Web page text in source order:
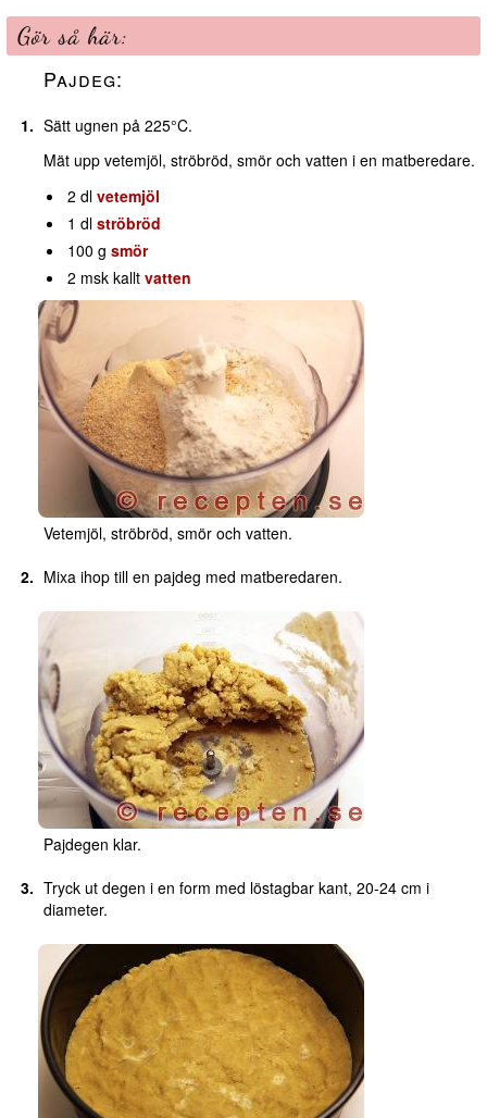
Gör så här:
Pajdeg:
Sätt ugnen på 225°C.
Mät upp vetemjöl, ströbröd, smör och vatten i en matberedare.
2 dlvetemjöl
1 dlströbröd
100 gsmör
2 msk kalltvatten
Vetemjöl, ströbröd, smör och vatten.
Mixa ihop till en pajdeg med matberedaren.
Pajdegen klar.
Tryck ut degen i en form med löstagbar kant, 20-24 cm i
diameter.